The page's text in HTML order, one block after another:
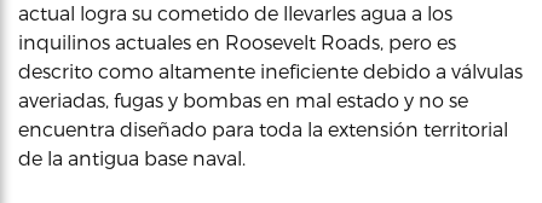
actual logra su cometido de llevarles agua a los
inquilinos actuales en Roosevelt Roads, pero es
descrito como altamente ineficiente debido a válvulas
averiadas, fugas y bombas en mal estado y no se
encuentra diseñado para toda la extensión territorial
de la antigua base naval.